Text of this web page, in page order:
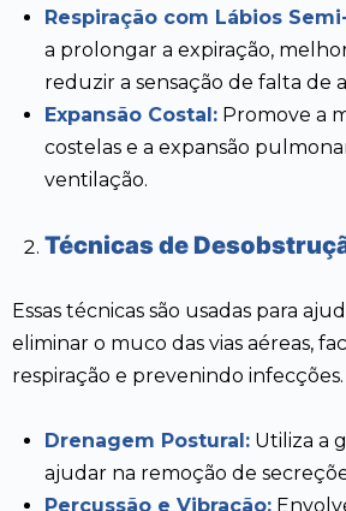
Respiração com Lábios
a prolongar a expiração,
reduzir a sensação de falta de
Expansão Costal: Promove a
costelas e a expansão
ventilação.
Técnicas de
Essas técnicas são usadas para
eliminar o muco das vias aéreas,
respiração e prevenindo
Drenagem Postural: Utiliza a
ajudar na remoção de
Percussão e Vibração: